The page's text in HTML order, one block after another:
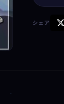
シェア